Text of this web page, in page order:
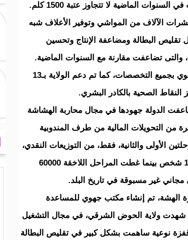
عشرات الآلاف من المواشي وتوفير الأعلاف شبه
تقليص البطالة ومضاعفة الإنتاج وتحسين
والتى تضاعفت مقارنة مع السنوات الماضية.
وفي المجال الصحي تم تزويد مركز استطباب النعمة الجهوي بجميع التخصصات، كما تم دعم الولاية بـ13
الصحية بالكادر البشري.
الدولة جهودها في مجال محاربة الهشاشة
أكثر من 40 الف أسرة فقيرة من التحويلات المالية من طرف المندوبية
الأولى والثانية، فقط، من التوزيعات النقدي،
كما تم منح تأمين صحي مجاني في مرحلته الأولى لـ15000 شخص بينما غطت المراحل اللاخقة 60000
غير مسبوقة في تاريخ البلد.
الهشة، تم إنشاء مكتب جهوي للمساعدة
شهدت ولاية الحوض الشرقي، في مجال التشغيل
نوعية ساهمت بشكل كبير في تقليص البطالة